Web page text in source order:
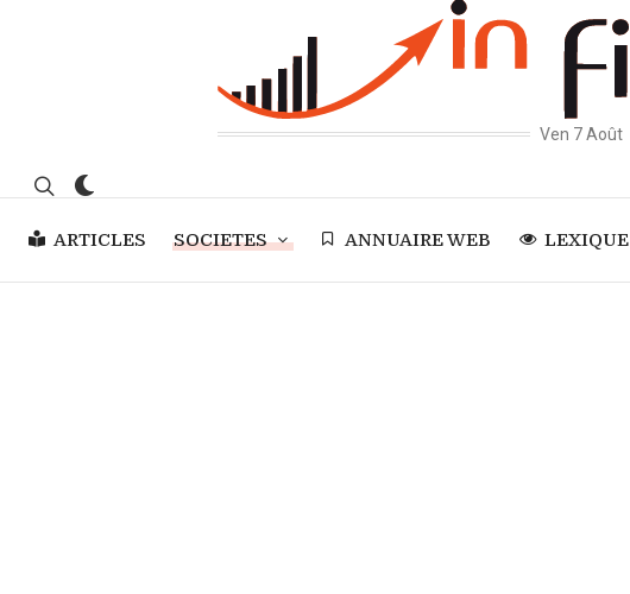
Ven 7 Août
ARTICLES SOCIETES ANNUAIRE WEB LEXIQUE